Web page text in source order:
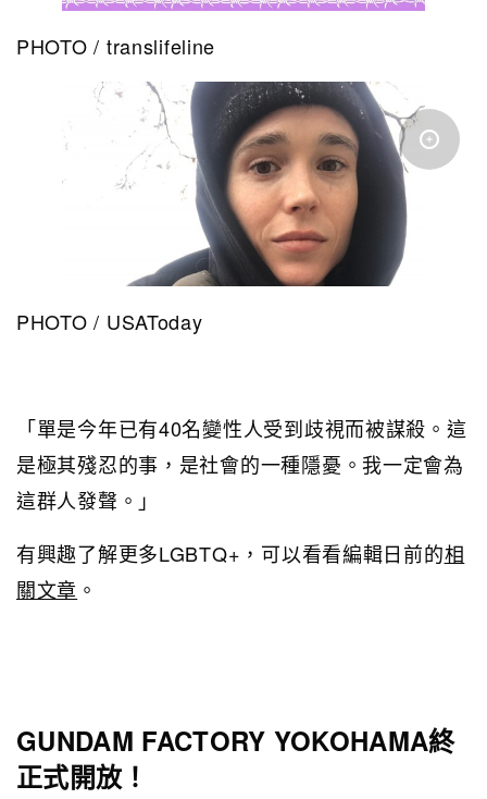
PHOTO / translifeline
PHOTO / USAToday
「單是今年已有40名變性人受到歧視而被謀殺。這
是極其殘忍的事，是社會的一種隱憂。我一定會為
這群人發聲。」
有興趣了解更多LGBTQ+，可以看看編輯日前的相
關文章 。
GUNDAM FACTORY YOKOHAMA終
正式開放！